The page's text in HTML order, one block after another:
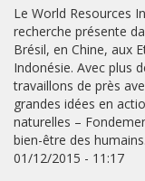
Le World Resources
recherche présente
Brésil, en Chine, aux
Indonésie. Avec plus
travaillons de près
grandes idées en
naturelles –
bien-être des humains.
01/12/2015 - 11:17